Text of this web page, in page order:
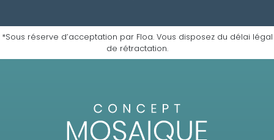
*Sous réserve d’acceptation par Floa. Vous disposez du délai légal
de rétractation.